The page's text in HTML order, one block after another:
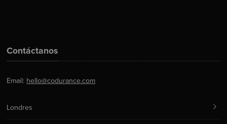
Contáctanos
Email: hello@codurance.com
Londres